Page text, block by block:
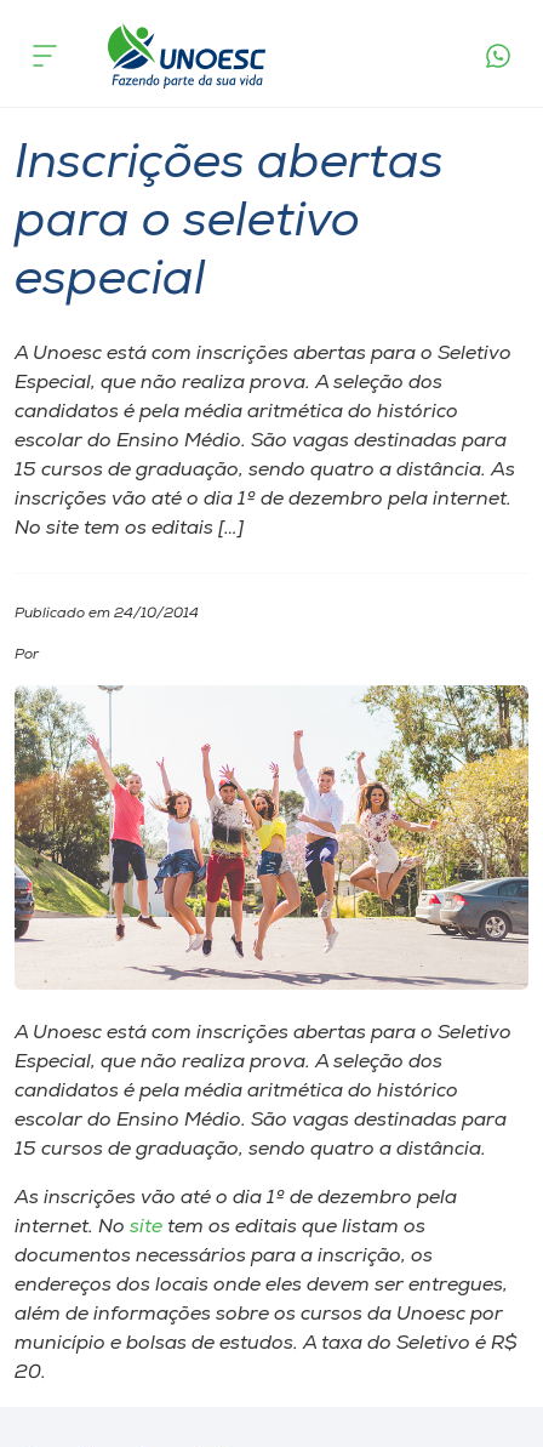
Cursos
Atendimento ao Estudante
Portal de Ensino
A
Internacionalização
Cultura
CPA
Biblioteca
Editora
Rádio
Museu
Store
Selecione
o idioma
acontece
Inscrições abertas
para o seletivo
especial
A Unoesc está com inscrições abertas para o Seletivo
Especial, que não realiza prova. A seleção dos
candidatos é pela média aritmética do histórico
escolar do Ensino Médio. São vagas destinadas para
15 cursos de graduação, sendo quatro a distância. As
inscrições vão até o dia 1º de dezembro pela internet.
No site tem os editais […]
Publicado em 24/10/2014
Por
A Unoesc está com inscrições abertas para o Seletivo
Especial, que não realiza prova. A seleção dos
candidatos é pela média aritmética do histórico
escolar do Ensino Médio. São vagas destinadas para
15 cursos de graduação, sendo quatro a distância.
As inscrições vão até o dia 1º de dezembro pela
internet. No site tem os editais que listam os
documentos necessários para a inscrição, os
endereços dos locais onde eles devem ser entregues,
além de informações sobre os cursos da Unoesc por
município e bolsas de estudos. A taxa do Seletivo é R$
20.